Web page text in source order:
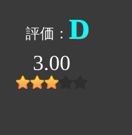
D
3.00